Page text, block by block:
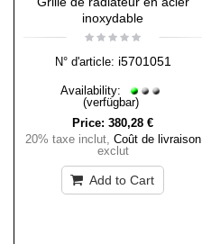
inoxydable
N° d'article: i5701051
Availability:
(verfügbar)
Price: 380,28 €
20% taxe inclut, Coût de livraison
exclut
Add to Cart